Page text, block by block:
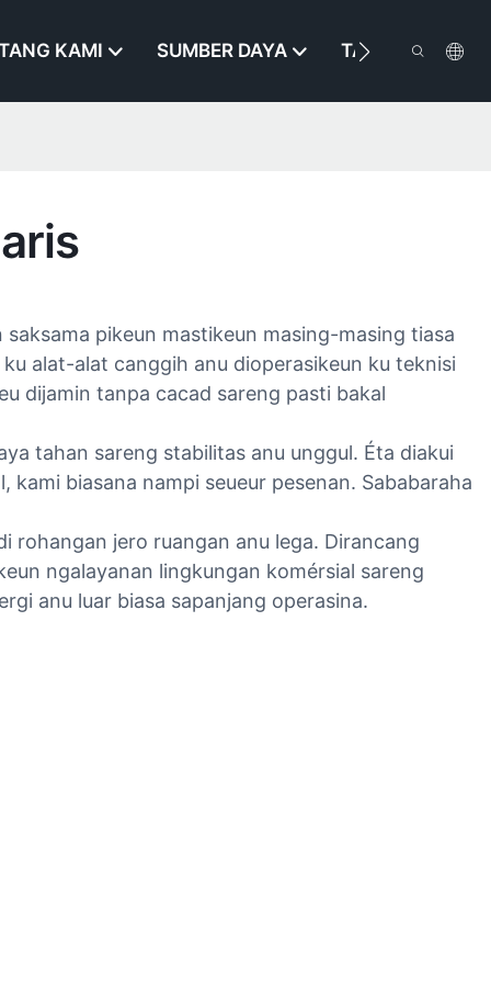
KAMI SUMBER DAYA TAROS KAMI
pikeun mastikeun masing-masing tiasa
alat-alat canggih anu dioperasikeun ku teknisi
dijamin tanpa cacad sareng pasti bakal
tahan sareng stabilitas anu unggul. Éta diakui
biasana nampi seueur pesenan. Sababaraha
rohangan jero ruangan anu lega. Dirancang
ngalayanan lingkungan komérsial sareng
anu luar biasa sapanjang operasina.